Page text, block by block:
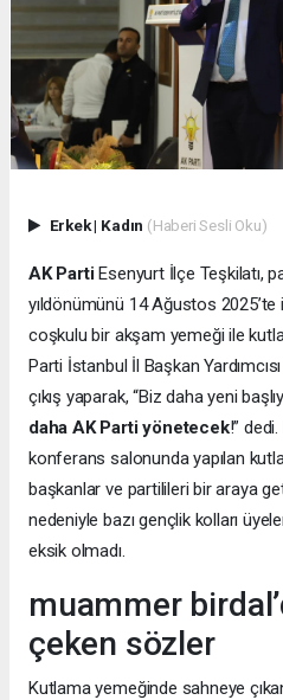
Erkek| Kadın (Haberi Sesli Oku)
AK PartiEsenyurt İlçe Teşkilatı,
yıldönümünü 14 Ağustos 2025’te
coşkulu bir akşam yemeği ile
Parti İstanbul İl Başkan Yardımcısı
çıkış yaparak, “Biz daha yeni
daha AK Parti yönetecek!”
konferans salonunda yapılan
başkanlar ve partilileri bir araya
nedeniyle bazı gençlik kolları
eksik olmadı.
muammer
çeken sözler
Kutlama yemeğinde sahneye